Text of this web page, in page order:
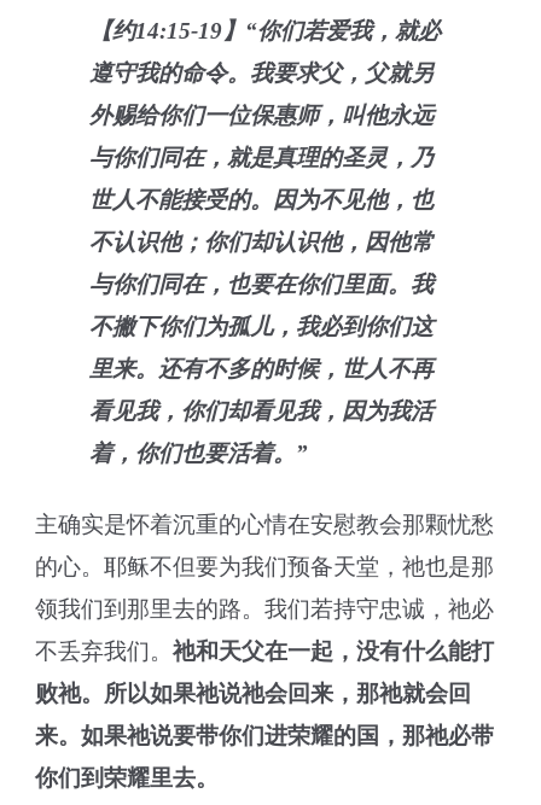
【约14:15-19】“你们若爱我，就必
遵守我的命令。我要求父，父就另
外赐给你们一位保惠师，叫他永远
与你们同在，就是真理的圣灵，乃
世人不能接受的。因为不见他，也
不认识他；你们却认识他，因他常
与你们同在，也要在你们里面。我
不撇下你们为孤儿，我必到你们这
里来。还有不多的时候，世人不再
看见我，你们却看见我，因为我活
着，你们也要活着。”
主确实是怀着沉重的心情在安慰教会那颗忧愁
的心。耶稣不但要为我们预备天堂，祂也是那
领我们到那里去的路。我们若持守忠诚，祂必
不丢弃我们。祂和天父在一起，没有什么能打
败祂。所以如果祂说祂会回来，那祂就会回
来。如果祂说要带你们进荣耀的国，那祂必带
你们到荣耀里去。